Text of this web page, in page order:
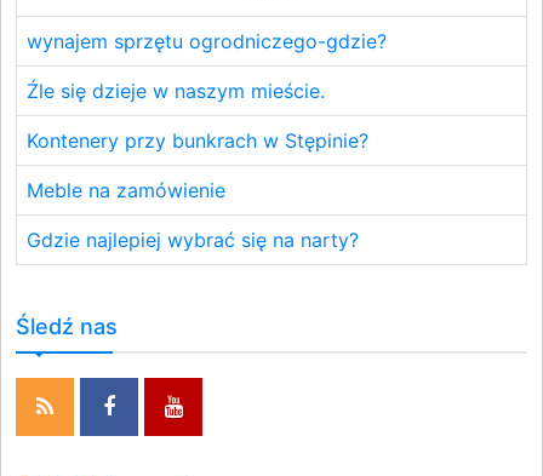
wynajem sprzętu ogrodniczego-gdzie?
Źle się dzieje w naszym mieście.
Kontenery przy bunkrach w Stępinie?
Meble na zamówienie
Gdzie najlepiej wybrać się na narty?
Śledź nas